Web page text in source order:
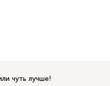
чуть лучше!